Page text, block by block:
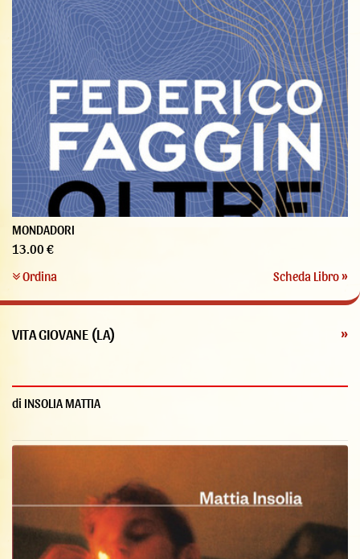
MONDADORI
13.00 €
Ordina
Scheda Libro »
VITA GIOVANE (LA) »
di INSOLIA MATTIA